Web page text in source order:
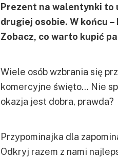
Prezent na walentynki to
drugiej osobie. W końcu
Zobacz, co warto kupić
Wiele osób wzbrania się
komercyjne święto… Nie
okazja jest dobra, prawda?
Przypominajka dla
Odkryj razem z nami